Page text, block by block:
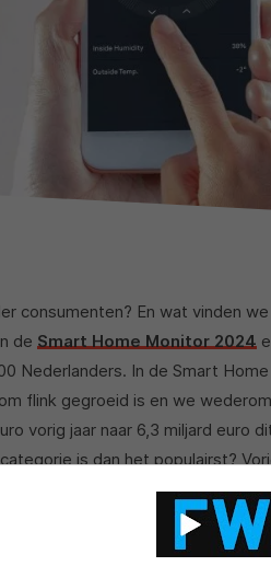
consumenten? En wat vinden we
de Smart Home Monitor 2024
Nederlanders. In de Smart
flink gegroeid is en we
vorig jaar naar 6,3 miljard euro
is dan het populairst?
dit jaar lijkt energie
en comfort. Niet geheel
ook de populairste